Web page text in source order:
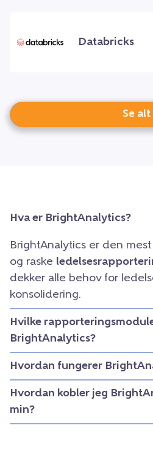
Databricks
Se alt
Hva er BrightAnalytics?
BrightAnalytics er den
og raske
dekker alle behov for
konsolidering.
Hvilke
BrightAnalytics?
Hvordan fungerer
Hvordan kobler jeg
min?